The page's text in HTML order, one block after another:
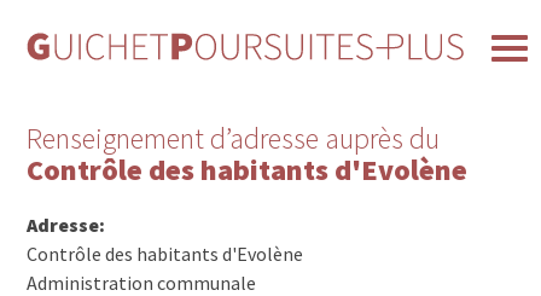
Renseignement d’adresse auprès du
Contrôle des habitants d'Evolène
Adresse:
Contrôle des habitants d'Evolène
Administration communale